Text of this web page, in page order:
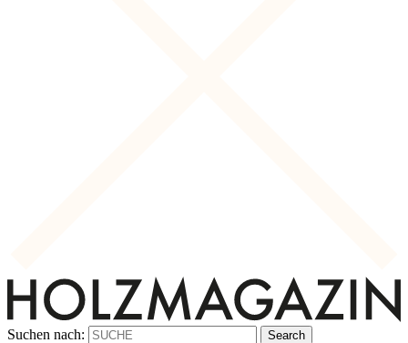
Suchen nach: